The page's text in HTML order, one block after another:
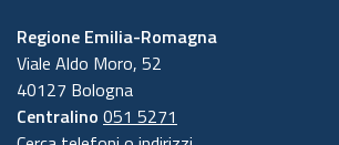
Regione Emilia-Romagna
Viale Aldo Moro, 52
40127 Bologna
Centralino 051 5271